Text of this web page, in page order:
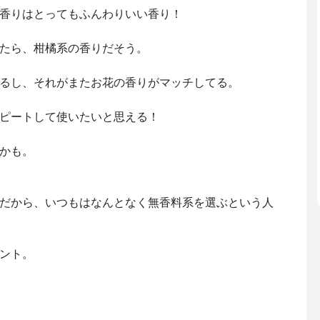
りはとってもふんわりいい香り！
ら、柑橘系の香りだそう。
し、それがまたお花の香りがマッチしてる。
ートして使いたいと思える！
も。
から、いつもはなんとなく無香料系を選ぶという人
ト。